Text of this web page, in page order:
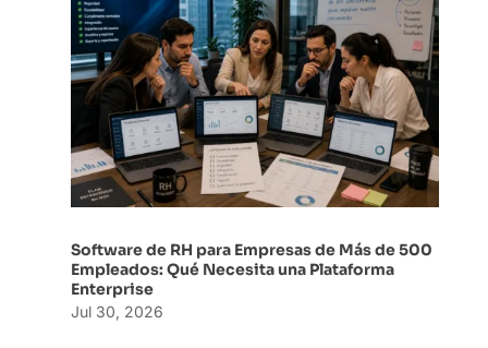
Software de RH para Empresas de Más de 500
Empleados: Qué Necesita una Plataforma
Enterprise
Jul 30, 2026